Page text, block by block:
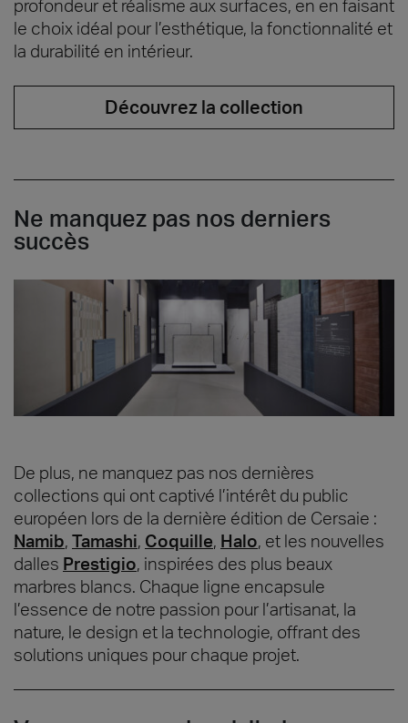
profondeur et réalisme aux surfaces, en en faisant
le choix idéal pour l’esthétique, la fonctionnalité et
la durabilité en intérieur.
Découvrez la collection
Ne manquez pas nos derniers
succès
De plus, ne manquez pas nos dernières
collections qui ont captivé l’intérêt du public
européen lors de la dernière édition de Cersaie :
Namib, Tamashi, Coquille, Halo, et les nouvelles
dalles Prestigio, inspirées des plus beaux
marbres blancs. Chaque ligne encapsule
l’essence de notre passion pour l’artisanat, la
nature, le design et la technologie, offrant des
solutions uniques pour chaque projet.